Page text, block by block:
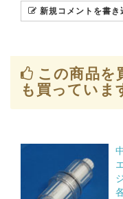
新規コメントを書き
この商品を
も買っていま